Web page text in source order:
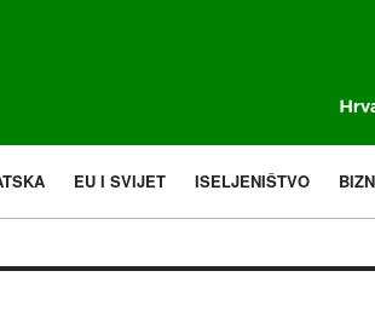
EU I SVIJET ISELJENIŠTVO